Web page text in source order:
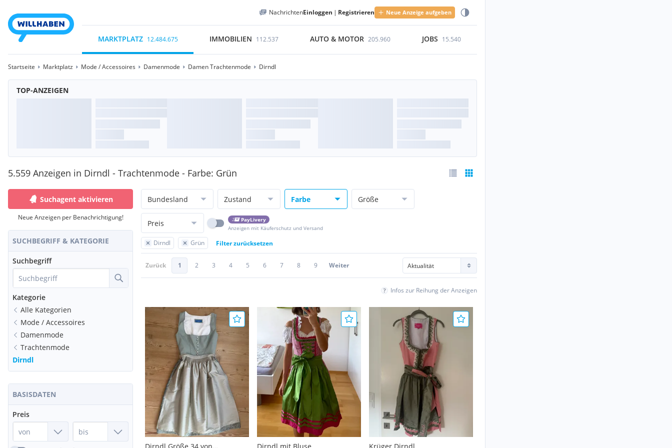
NachrichtenEinloggen | Registrieren Neue Anzeige aufgeben
MARKTPLATZ 12.484.675 IMMOBILIEN 112.537 AUTO & MOTOR 205.960 JOBS 15.540
Startseite Marktplatz Mode / Accessoires Damenmode Damen Trachtenmode Dirndl
TOP-ANZEIGEN
5.559 Anzeigen in Dirndl - Trachtenmode - Farbe: Grün
Suchagent aktivieren
Neue Anzeigen per Benachrichtigung!
SUCHBEGRIFF & KATEGORIE
Suchbegriff
Kategorie
Alle Kategorien
Mode / Accessoires
Damenmode
Trachtenmode
Dirndl
BASISDATEN
Preis
Bundesland Zustand Farbe Größe
Preis
PayLivery
Anzeigen mit Käuferschutz und Versand
Dirndl Grün Filter zurücksetzen
Zurück 1 2 3 4 5 6 7 8 9 Weiter
Infos zur Reihung der Anzeigen